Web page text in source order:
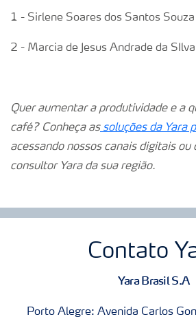
1 - Sirlene Soares dos Santos Souza
2 - Marcia de Jesus Andrade da SIlva
Quer aumentar a produtividade e a
café? Conheça assoluções da Yara
acessando nossos canais digitais ou
consultor Yara da sua região.
Contato
Yara Brasil S.A
Porto Alegre: Avenida Carlos